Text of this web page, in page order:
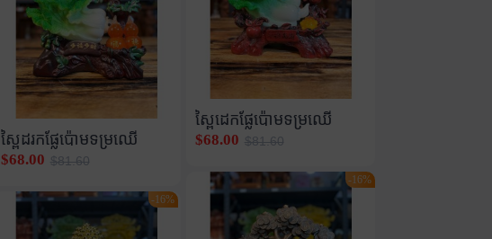
ស្ពៃដរកផ្លែប៉ោមទម្រឈើ
$68.00 $81.60
-16%
ស្ពៃដេកផ្លែប៉ោមទម្រឈើ
$68.00 $81.60
-16%